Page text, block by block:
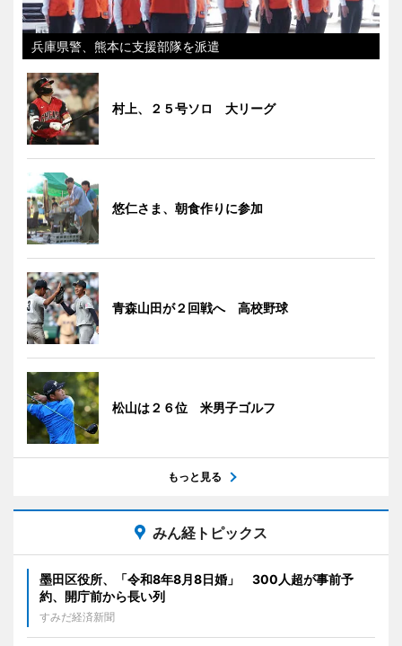
兵庫県警、熊本に支援部隊を派遣
村上、２５号ソロ 大リーグ
悠仁さま、朝食作りに参加
青森山田が２回戦へ 高校野球
松山は２６位 米男子ゴルフ
もっと見る
みん経トピックス
墨田区役所、「令和8年8月8日婚」 300人超が事前予
約、開庁前から長い列
すみだ経済新聞